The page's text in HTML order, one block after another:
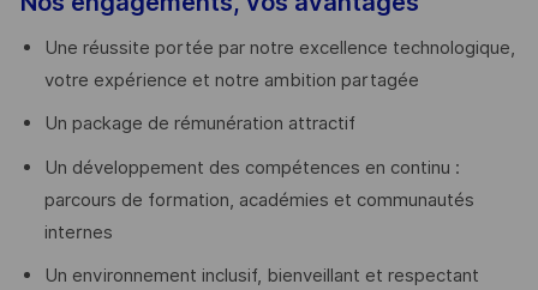
Une réussite portée par notre excellence technologique,
votre expérience et notre ambition partagée
Un package de rémunération attractif
Un développement des compétences en continu :
parcours de formation, académies et communautés
internes
Un environnement inclusif, bienveillant et respectant